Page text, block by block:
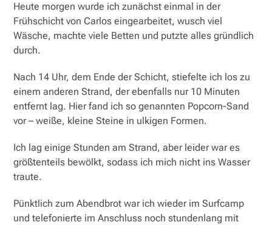
Heute morgen wurde ich zunächst einmal in der
Frühschicht von Carlos eingearbeitet, wusch viel
Wäsche, machte viele Betten und putzte alles gründlich
durch.
Nach 14 Uhr, dem Ende der Schicht, stiefelte ich los zu
einem anderen Strand, der ebenfalls nur 10 Minuten
entfernt lag. Hier fand ich so genannten Popcorn-Sand
vor – weiße, kleine Steine in ulkigen Formen.
Ich lag einige Stunden am Strand, aber leider war es
größtenteils bewölkt, sodass ich mich nicht ins Wasser
traute.
Pünktlich zum Abendbrot war ich wieder im Surfcamp
und telefonierte im Anschluss noch stundenlang mit